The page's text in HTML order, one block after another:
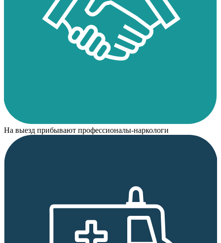
На выезд прибывают профессионалы-наркологи